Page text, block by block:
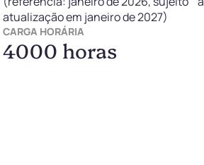
atualização em janeiro de 2027)
CARGA HORÁRIA
4000 horas